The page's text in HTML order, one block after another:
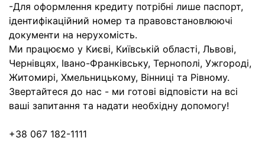
-Для оформлення кредиту потрібні лише паспорт,
ідентифікаційний номер та правовстановлюючі
документи на нерухомість.
Ми працюємо у Києві, Київській області, Львові,
Чернівцях, Івано-Франківську, Тернополі, Ужгороді,
Житомирі, Хмельницькому, Вінниці та Рівному.
Звертайтеся до нас - ми готові відповісти на всі
ваші запитання та надати необхідну допомогу!
+38 067 182-1111